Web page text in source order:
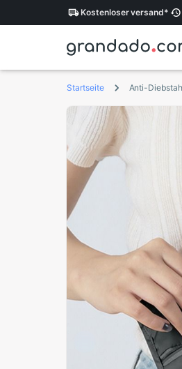
Kostenloserversand*
Startseite